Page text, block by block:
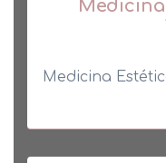
Medicina